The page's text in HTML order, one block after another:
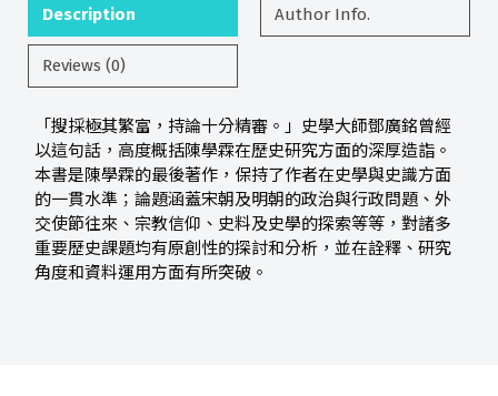
Description Author Info.
Reviews (0)
「搜採極其繁富，持論十分精審。」史學大師鄧廣銘曾經
以這句話，高度概括陳學霖在歷史研究方面的深厚造詣。
本書是陳學霖的最後著作，保持了作者在史學與史識方面
的一貫水準；論題涵蓋宋朝及明朝的政治與行政問題、外
交使節往來、宗教信仰、史料及史學的探索等等，對諸多
重要歷史課題均有原創性的探討和分析，並在詮釋、研究
角度和資料運用方面有所突破。